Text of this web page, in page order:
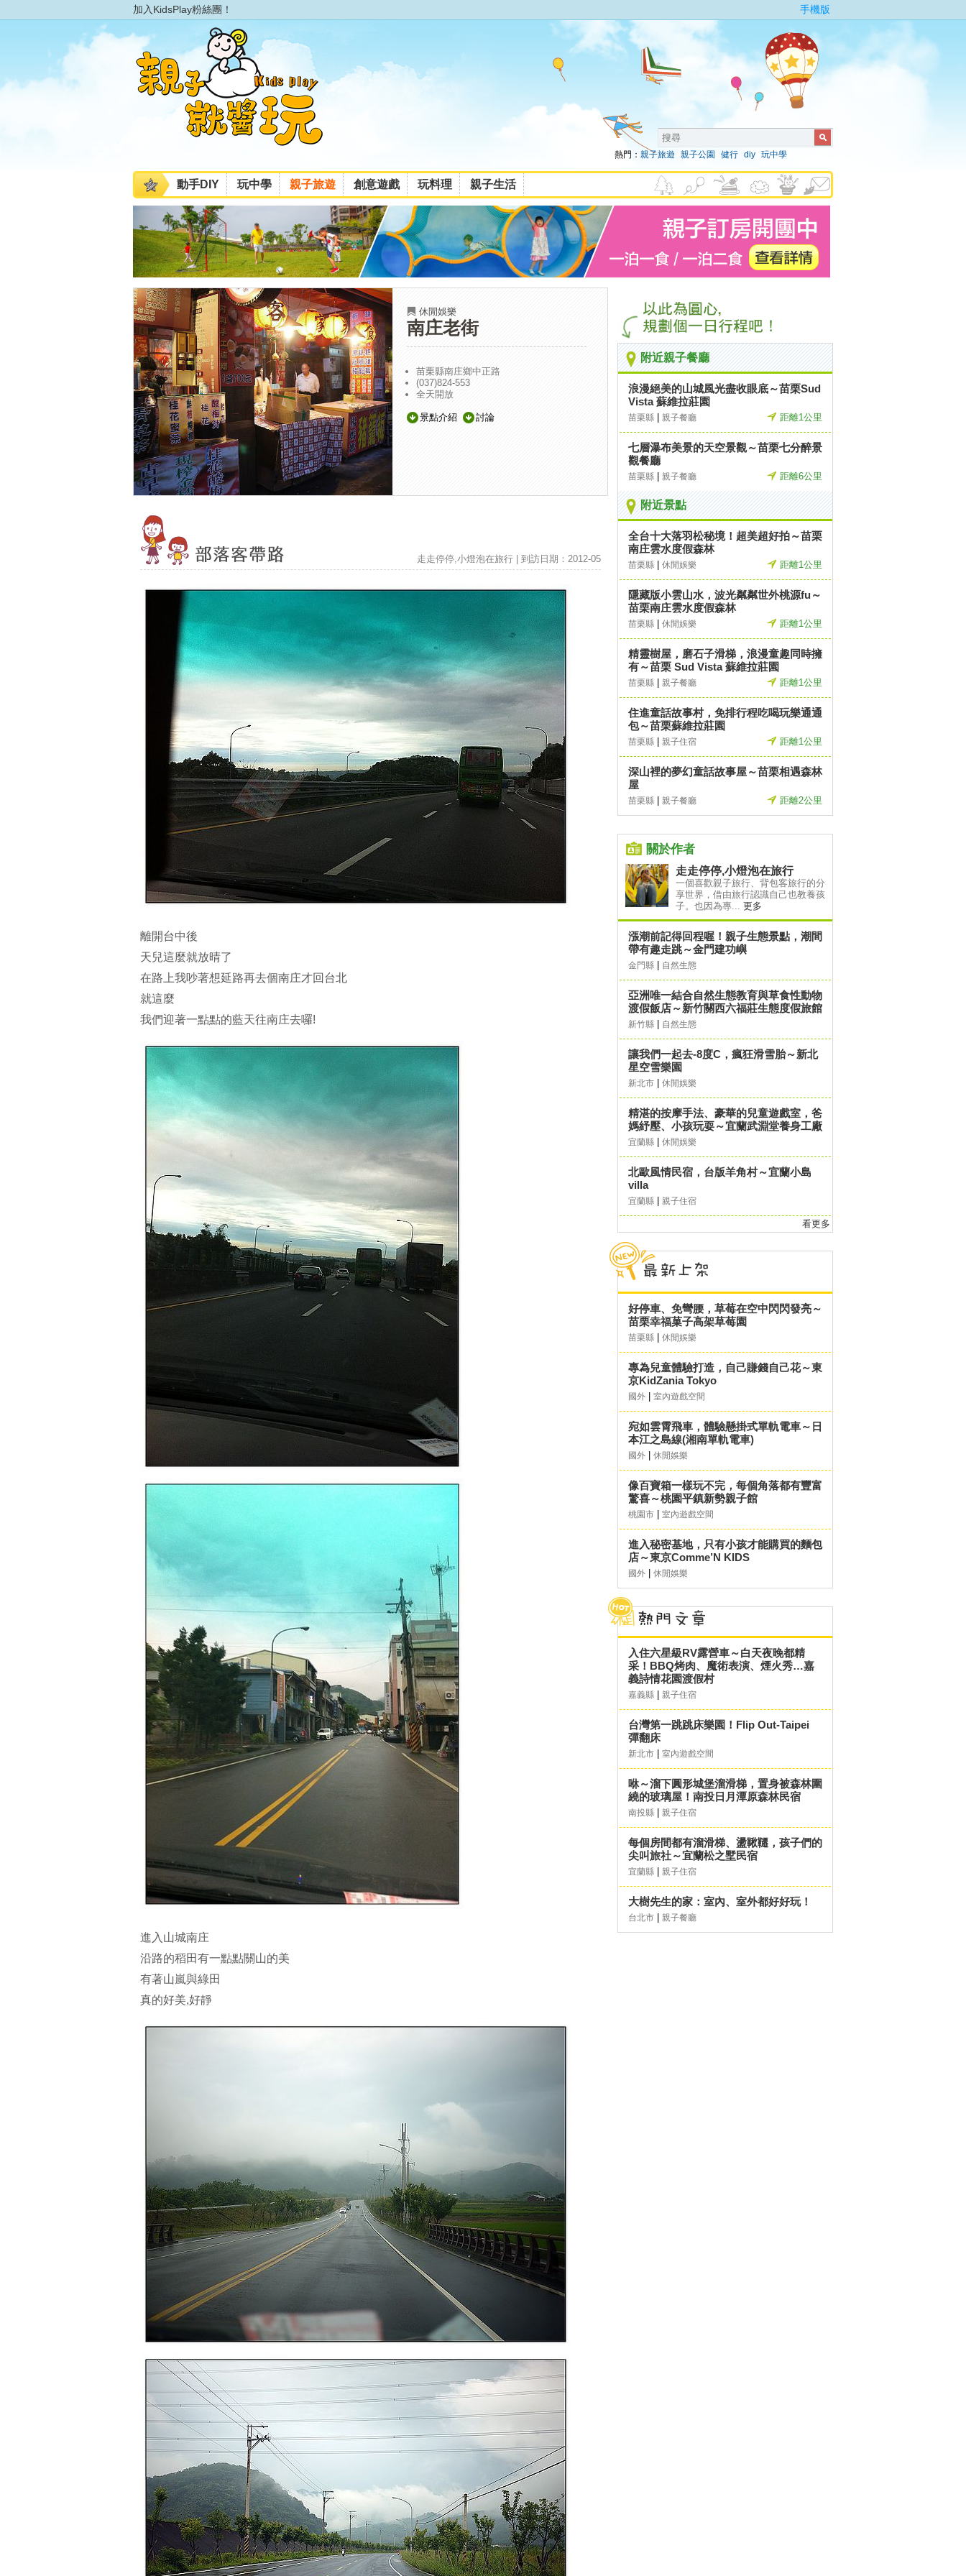
加入KidsPlay粉絲團！ 手機版
熱門： 親子旅遊 親子公園 健行 diy 玩中學
動手DIY 玩中學 親子旅遊 創意遊戲 玩料理 親子生活
休閒娛樂
南庄老街
苗栗縣南庄鄉中正路
(037)824-553
全天開放
景點介紹 討論
走走停停,小燈泡在旅行 | 到訪日期：2012-05
離開台中後
天兒這麼就放晴了
在路上我吵著想延路再去個南庄才回台北
就這麼
我們迎著一點點的藍天往南庄去囉!
進入山城南庄
沿路的稻田有一點點關山的美
有著山嵐與綠田
真的好美,好靜
附近親子餐廳
浪漫絕美的山城風光盡收眼底～苗栗Sud
Vista 蘇維拉莊園
苗栗縣 親子餐廳 距離1公里
七層瀑布美景的天空景觀～苗栗七分醉景
觀餐廳
苗栗縣 親子餐廳 距離6公里
附近景點
全台十大落羽松秘境！超美超好拍～苗栗
南庄雲水度假森林
苗栗縣 休閒娛樂 距離1公里
隱藏版小雲山水，波光粼粼世外桃源fu～
苗栗南庄雲水度假森林
苗栗縣 休閒娛樂 距離1公里
精靈樹屋，磨石子滑梯，浪漫童趣同時擁
有～苗栗 Sud Vista 蘇維拉莊園
苗栗縣 親子餐廳 距離1公里
住進童話故事村，免排行程吃喝玩樂通通
包～苗栗蘇維拉莊園
苗栗縣 親子住宿 距離1公里
深山裡的夢幻童話故事屋～苗栗相遇森林
屋
苗栗縣 親子餐廳 距離2公里
關於作者
走走停停,小燈泡在旅行
一個喜歡親子旅行、背包客旅行的分
享世界，借由旅行認識自己也教養孩
子。也因為專... 更多
漲潮前記得回程喔！親子生態景點，潮間
帶有趣走跳～金門建功嶼
金門縣 自然生態
亞洲唯一結合自然生態教育與草食性動物
渡假飯店～新竹關西六福莊生態度假旅館
新竹縣 自然生態
讓我們一起去-8度C，瘋狂滑雪胎～新北
星空雪樂園
新北市 休閒娛樂
精湛的按摩手法、豪華的兒童遊戲室，爸
媽紓壓、小孩玩耍～宜蘭武淵堂養身工廠
宜蘭縣 休閒娛樂
北歐風情民宿，台版羊角村～宜蘭小島
villa
宜蘭縣 親子住宿
看更多
好停車、免彎腰，草莓在空中閃閃發亮～
苗栗幸福菓子高架草莓園
苗栗縣 休閒娛樂
專為兒童體驗打造，自己賺錢自己花～東
京KidZania Tokyo
國外 室內遊戲空間
宛如雲霄飛車，體驗懸掛式單軌電車～日
本江之島線(湘南單軌電車)
國外 休閒娛樂
像百寶箱一樣玩不完，每個角落都有豐富
驚喜～桃園平鎮新勢親子館
桃園市 室內遊戲空間
進入秘密基地，只有小孩才能購買的麵包
店～東京Comme’N KIDS
國外 休閒娛樂
入住六星級RV露營車～白天夜晚都精
采！BBQ烤肉、魔術表演、煙火秀…嘉
義詩情花園渡假村
嘉義縣 親子住宿
台灣第一跳跳床樂園！Flip Out-Taipei
彈翻床
新北市 室內遊戲空間
咻～溜下圓形城堡溜滑梯，置身被森林圍
繞的玻璃屋！南投日月潭原森林民宿
南投縣 親子住宿
每個房間都有溜滑梯、盪鞦韆，孩子們的
尖叫旅社～宜蘭松之墅民宿
宜蘭縣 親子住宿
大樹先生的家：室內、室外都好好玩！
台北市 親子餐廳